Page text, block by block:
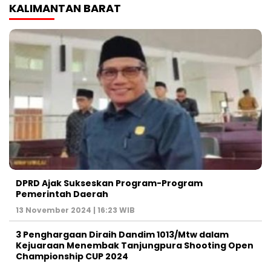
KALIMANTAN BARAT
DPRD Ajak Sukseskan Program-Program
Pemerintah Daerah
13 November 2024 | 16:23 WIB
3 Penghargaan Diraih Dandim 1013/Mtw dalam
Kejuaraan Menembak Tanjungpura Shooting Open
Championship CUP 2024